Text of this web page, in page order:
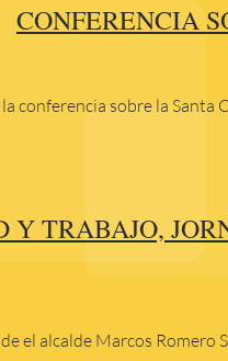
CONFERENCIA
conferencia sobre la
TRABAJO,
el alcalde Marcos Romero